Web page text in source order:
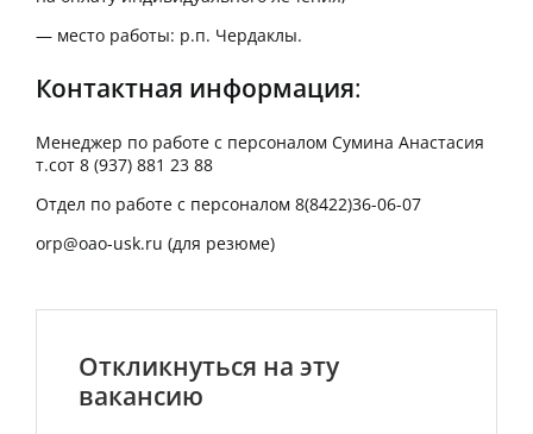
— место работы: р.п. Чердаклы.
Контактная информация:
Менеджер по работе с персоналом Сумина Анастасия
т.сот 8 (937) 881 23 88
Отдел по работе с персоналом 8(8422)36-06-07
orp@oao-usk.ru (для резюме)
Откликнуться на эту
вакансию